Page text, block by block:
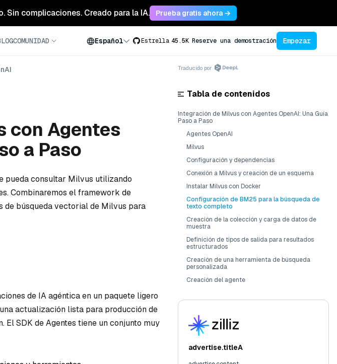
complicaciones. Creado para la IA. Prueba gratis ahora →
COMUNIDAD Español Estrella 45.5K Reserve una demostración Empezar
con Agentes
a Paso
pueda consultar Milvus utilizando
Combinaremos el framework de
de búsqueda vectorial de Milvus para
de IA agéntica en un paquete ligero
actualización lista para producción de
El SDK de Agentes tiene un conjunto muy
Traducido por
Tabla de contenidos
Integración de Milvus con Agentes OpenAI: Una Guía
Paso a Paso
Agentes OpenAI
Milvus
Configuración y dependencias
Conexión a Milvus y creación de un esquema
Instalar Milvus con Docker
Configuración de BM25 para la búsqueda de
texto completo
Creación de la colección y carga de datos de
muestra
Definición de tipos de salida para resultados
estructurados
Creación de una herramienta de búsqueda
personalizada
Creación del agente
advertise.titleA